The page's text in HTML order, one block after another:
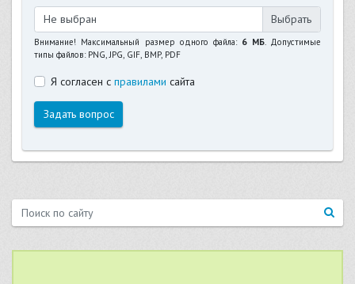
Не выбран
Внимание! Максимальный размер одного файла: 6 МБ. Допустимые
типы файлов: PNG, JPG, GIF, BMP, PDF
Я согласен справилами сайта
Задать вопрос